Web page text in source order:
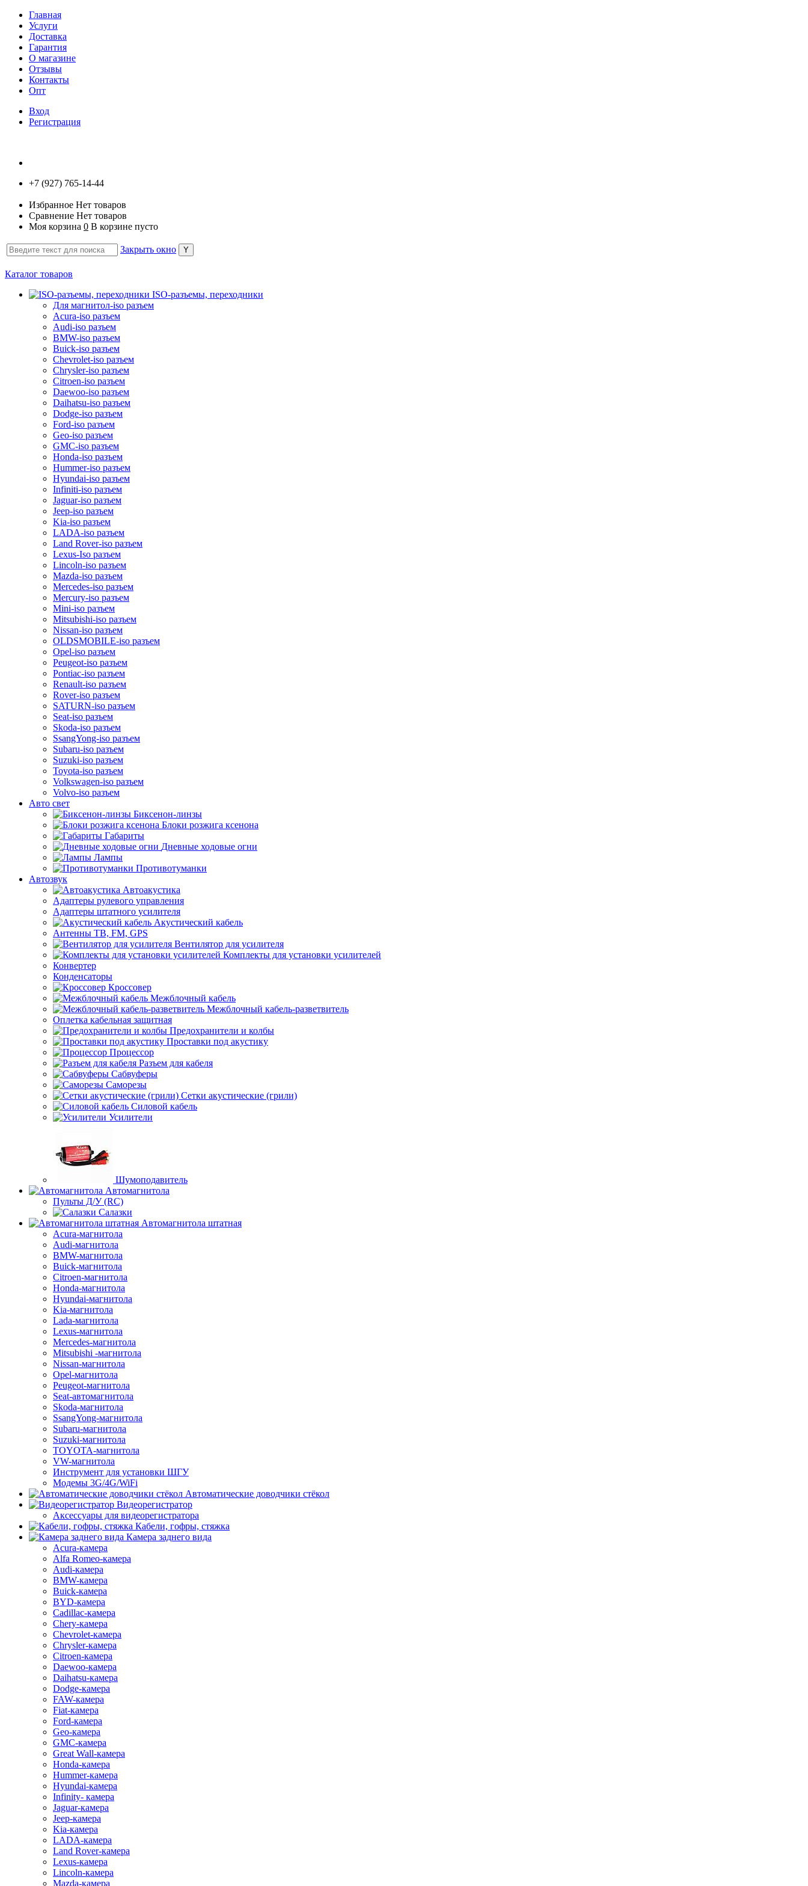
Главная
Услуги
Доставка
Гарантия
О магазине
Отзывы
Контакты
Опт
Вход
Регистрация
+7 (927) 765-14-44
Избранное Нет товаров
Сравнение Нет товаров
Моя корзина 0 В корзине пусто
Закрыть окно
Каталог товаров
ISO-разъемы, переходники
Для магнитол-iso разъем
Acura-iso разъем
Audi-iso разъем
BMW-iso разъем
Buick-iso разъем
Chevrolet-iso разъем
Chrysler-iso разъем
Citroen-iso разъем
Daewoo-iso разъем
Daihatsu-iso разъем
Dodge-iso разъем
Ford-iso разъем
Geo-iso разъем
GMC-iso разъем
Honda-iso разъем
Hummer-iso разъем
Hyundai-iso разъем
Infiniti-iso разъем
Jaguar-iso разъем
Jeep-iso разъем
Kia-iso разъем
LADA-iso разъем
Land Rover-iso разъем
Lexus-Iso разъем
Lincoln-iso разъем
Mazda-iso разъем
Mercedes-iso разъем
Mercury-iso разъем
Mini-iso разъем
Mitsubishi-iso разъем
Nissan-iso разъем
OLDSMOBILE-iso разъем
Opel-iso разъем
Peugeot-iso разъем
Pontiac-iso разъем
Renault-iso разъем
Rover-iso разъем
SATURN-iso разъем
Seat-iso разъем
Skoda-iso разъем
SsangYong-iso разъем
Subaru-iso разъем
Suzuki-iso разъем
Toyota-iso разъем
Volkswagen-iso разъем
Volvo-iso разъем
Авто свет
Биксенон-линзы
Блоки розжига ксенона
Габариты
Дневные ходовые огни
Лампы
Противотуманки
Автозвук
Автоакустика
Адаптеры рулевого управления
Адаптеры штатного усилителя
Акустический кабель
Антенны ТВ, FM, GPS
Вентилятор для усилителя
Комплекты для установки усилителей
Конвертер
Конденсаторы
Кроссовер
Межблочный кабель
Межблочный кабель-разветвитель
Оплетка кабельная защитная
Предохранители и колбы
Проставки под акустику
Процессор
Разъем для кабеля
Сабвуферы
Саморезы
Сетки акустические (грили)
Силовой кабель
Усилители
Шумоподавитель
Автомагнитола
Пульты Д/У (RC)
Салазки
Автомагнитола штатная
Acura-магнитола
Audi-магнитола
BMW-магнитола
Buick-магнитола
Citroen-магнитола
Honda-магнитола
Hyundai-магнитола
Kia-магнитола
Lada-магнитола
Lexus-магнитола
Mercedes-магнитола
Mitsubishi -магнитола
Nissan-магнитола
Opel-магнитола
Peugeot-магнитола
Seat-автомагнитола
Skoda-магнитола
SsangYong-магнитола
Subaru-магнитола
Suzuki-магнитола
TOYOTA-магнитола
VW-магнитола
Инструмент для установки ШГУ
Модемы 3G/4G/WiFi
Автоматические доводчики стёкол
Видеорегистратор
Аксессуары для видеорегистратора
Кабели, гофры, стяжка
Камера заднего вида
Acura-камера
Alfa Romeo-камера
Audi-камера
BMW-камера
Buick-камера
BYD-камера
Cadillac-камера
Chery-камера
Chevrolet-камера
Chrysler-камера
Citroen-камера
Daewoo-камера
Daihatsu-камера
Dodge-камера
FAW-камера
Fiat-камера
Ford-камера
Geo-камера
GMC-камера
Great Wall-камера
Honda-камера
Hummer-камера
Hyundai-камера
Infinity- камера
Jaguar-камера
Jeep-камера
Kia-камера
LADA-камера
Land Rover-камера
Lexus-камера
Lincoln-камера
Mazda-камера